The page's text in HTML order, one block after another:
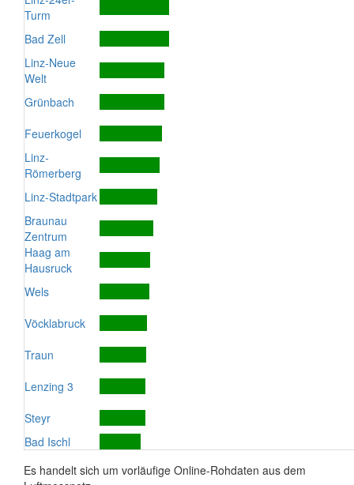
Turm
Bad Zell
Linz-Neue
Welt
Grünbach
Feuerkogel
Linz-
Römerberg
Linz-Stadtpark
Braunau
Zentrum
Haag am
Hausruck
Wels
Vöcklabruck
Traun
Lenzing 3
Steyr
Bad Ischl
Es handelt sich um vorläufige Online-Rohdaten aus dem